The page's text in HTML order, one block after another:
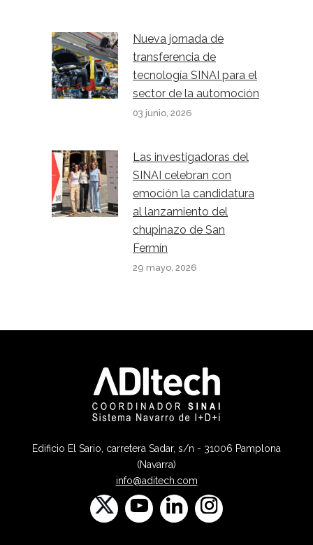
Nueva jornada de
transferencia de
tecnología SINAI para el
sector de la automoción
03 junio, 2026
Las investigadoras del
SINAI celebran con
emoción la candidatura
al lanzamiento del
chupinazo de San
Fermín
29 mayo, 2026
Edificio El Sario, carretera Sadar, s/n - 31006 Pamplona
(Navarra)
info@aditech.com